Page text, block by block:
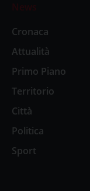
News
Cronaca
Attualità
Primo Piano
Territorio
Città
Politica
Sport